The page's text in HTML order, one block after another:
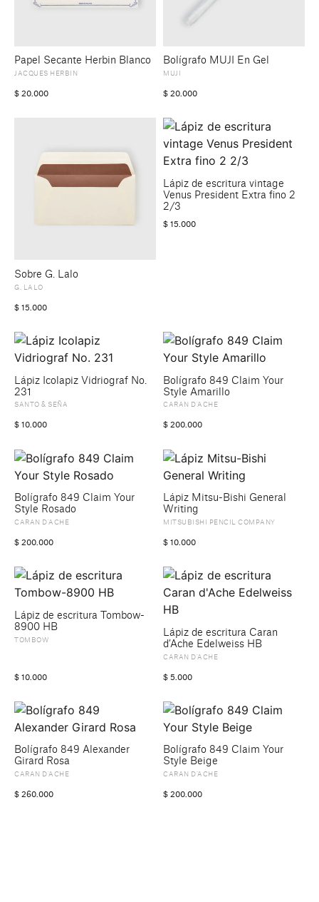
Papel Secante Herbin Blanco
JACQUES HERBIN
$ 20.000
Bolígrafo MUJI En Gel
MUJI
$ 20.000
Sobre G. Lalo
G. LALO
$ 15.000
Lápiz de escritura vintage
Venus President Extra fino 2
2/3
$ 15.000
Lápiz Icolapiz Vidriograf No.
231
SANTO & SEÑA
$ 10.000
Bolígrafo 849 Claim Your
Style Amarillo
CARAN D’ACHE
$ 200.000
Bolígrafo 849 Claim Your
Style Rosado
CARAN D’ACHE
$ 200.000
Lápiz Mitsu-Bishi General
Writing
MITSUBISHI PENCIL COMPANY
$ 10.000
Lápiz de escritura Tombow-
8900 HB
TOMBOW
$ 10.000
Lápiz de escritura Caran
d’Ache Edelweiss HB
CARAN D’ACHE
$ 5.000
Bolígrafo 849 Alexander
Girard Rosa
CARAN D’ACHE
$ 260.000
Bolígrafo 849 Claim Your
Style Beige
CARAN D’ACHE
$ 200.000